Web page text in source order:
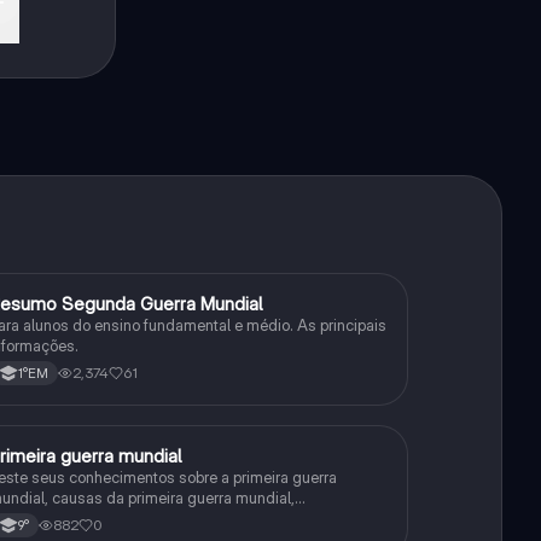
História Segunda Guerra Mundial
alunos do ensino fundamental e médio. As principais
1°EM 2,374 61
História guerra mundial
seus conhecimentos sobre a primeira guerra
causas da primeira guerra mundial,
consequências da Primeira Guerra Mundial,fases da
9° 882 0